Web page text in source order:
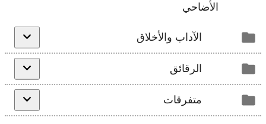
الأضاحي
الآداب والأخلاق
الرقائق
متفرقات